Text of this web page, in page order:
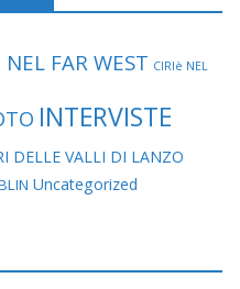
NEL FAR WEST CIRIè NEL
INTERVISTE
DELLE VALLI DI LANZO
Uncategorized